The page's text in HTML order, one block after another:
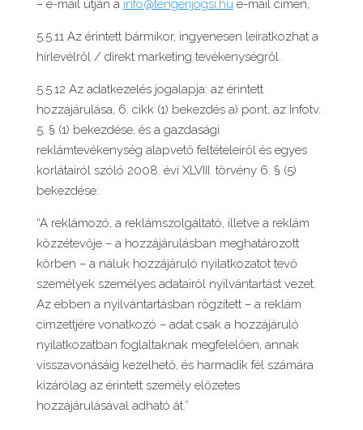
– e-mail útján a info@tengerijogsi.hue-mail címen,
5.5.11 Az érintett bármikor, ingyenesen leiratkozhat a
hírlevélről / direkt marketing tevékenységről.
5.5.12 Az adatkezelés jogalapja: az érintett
hozzájárulása, 6. cikk (1) bekezdés a) pont, az Infotv.
5. § (1) bekezdése, és a gazdasági
reklámtevékenység alapvető feltételeiről és egyes
korlátairól szóló 2008. évi XLVIII. törvény 6. § (5)
bekezdése:
“A reklámozó, a reklámszolgáltató, illetve a reklám
közzétevője – a hozzájárulásban meghatározott
körben – a náluk hozzájáruló nyilatkozatot tevő
személyek személyes adatairól nyilvántartást vezet.
Az ebben a nyilvántartásban rögzített – a reklám
címzettjére vonatkozó – adat csak a hozzájáruló
nyilatkozatban foglaltaknak megfelelően, annak
visszavonásáig kezelhető, és harmadik fél számára
kizárólag az érintett személy előzetes
hozzájárulásával adható át.”